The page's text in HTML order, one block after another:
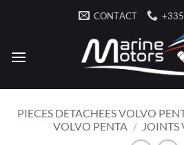
CONTACT
PIECES DETACHEES VOLVO
VOLVO PENTA / JOINTS